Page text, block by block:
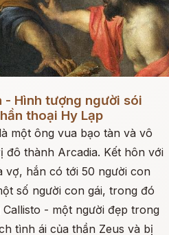
- Hình tượng người sói
thoại Hy Lạp
một ông vua bạo tàn và vô
đô thành Arcadia. Kết hôn với
vợ, hắn có tới 50 người con
số người con gái, trong đó
Callisto - một người đẹp trong
tình ái của thần Zeus và bị